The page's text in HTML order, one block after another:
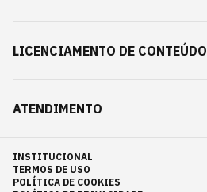
LICENCIAMENTO DE CONTEÚDO
ATENDIMENTO
INSTITUCIONAL
TERMOS DE USO
POLÍTICA DE COOKIES